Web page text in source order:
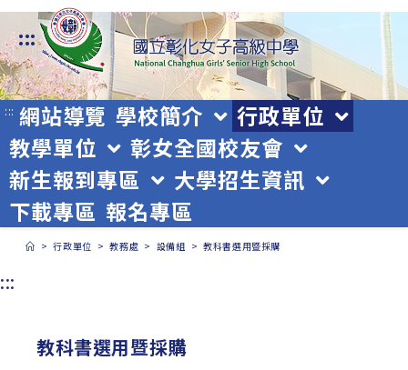
跳
轉
至
主
要
內
容
:::
::: 網站導覽 學校簡介
行政單位
教學單位
彰女全國校友會
新生報到專區
大學招生資訊
下載專區 報名專區
> 行政單位 > 教務處 > 設備組 > 教科書選用暨採購
:::
教科書選用暨採購